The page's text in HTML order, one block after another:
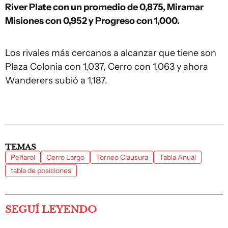
River Plate con un promedio de 0,875, Miramar
Misiones con 0,952 y Progreso con 1,000.
Los rivales más cercanos a alcanzar que tiene son
Plaza Colonia con 1,037, Cerro con 1,063 y ahora
Wanderers subió a 1,187.
TEMAS
Peñarol Cerro Largo Torneo Clausura
Tabla Anual
tabla de posiciones
SEGUÍ LEYENDO